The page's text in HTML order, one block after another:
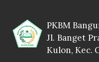
PKBM
Jl. Banget
Kulon, Kec.